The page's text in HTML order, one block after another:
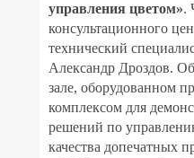
управления цветом».
консультационного
технический
Александр Дроздов.
зале, оборудованном
комплексом для
решений по
качества допечатных